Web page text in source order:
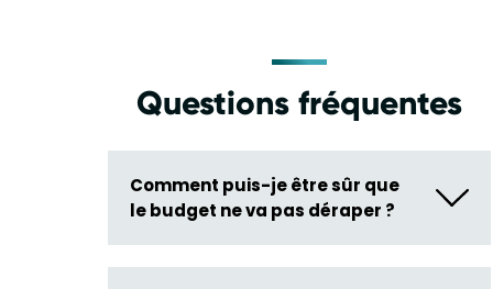
Questions fréquentes
Comment puis-je être sûr que
le budget ne va pas déraper ?